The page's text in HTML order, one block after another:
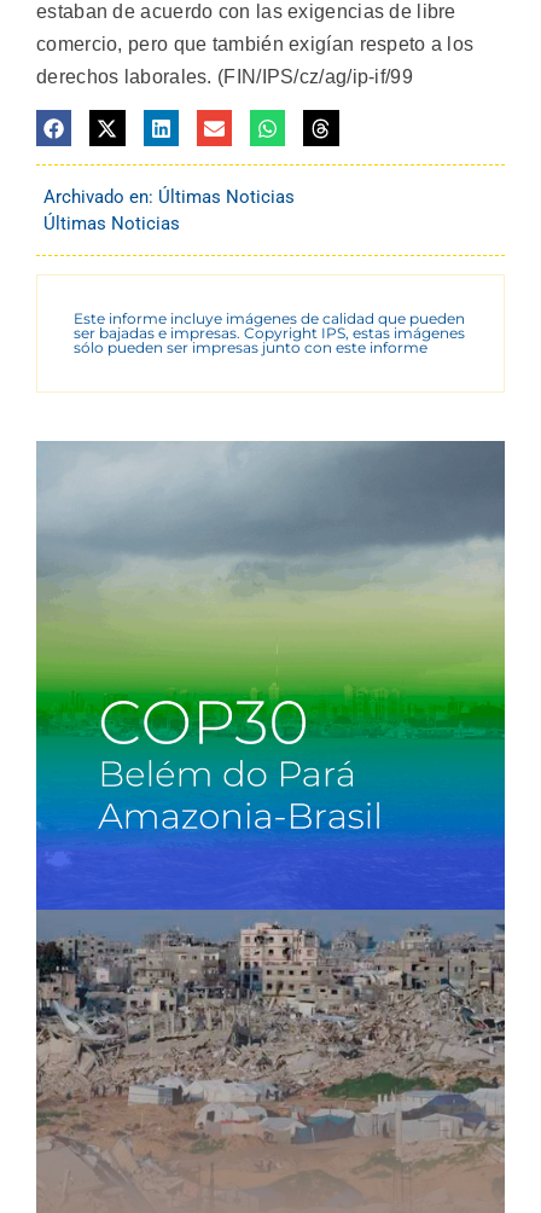
estaban de acuerdo con las exigencias de libre
comercio, pero que también exigían respeto a los
derechos laborales. (FIN/IPS/cz/ag/ip-if/99
Archivado en: Últimas Noticias
Últimas Noticias
Este informe incluye imágenes de calidad que pueden
ser bajadas e impresas. Copyright IPS, estas imágenes
sólo pueden ser impresas junto con este informe